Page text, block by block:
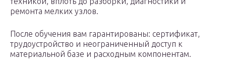
ремонта мелких узлов.
После обучения вам гарантированы: сертификат,
трудоустройство и неограниченный доступ к
материальной базе и расходным компонентам.